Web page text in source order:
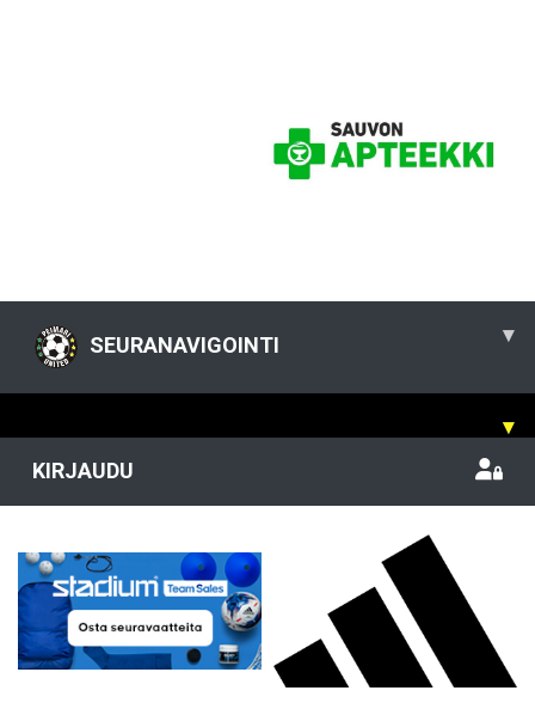
SEURANAVIGOINTI ▾
▾
KIRJAUDU